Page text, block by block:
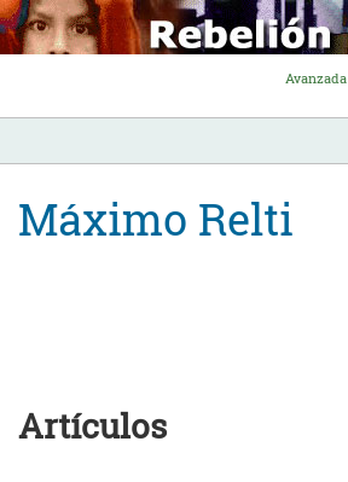
Skip
to
content
Avanzada
Máximo Relti
Artículos